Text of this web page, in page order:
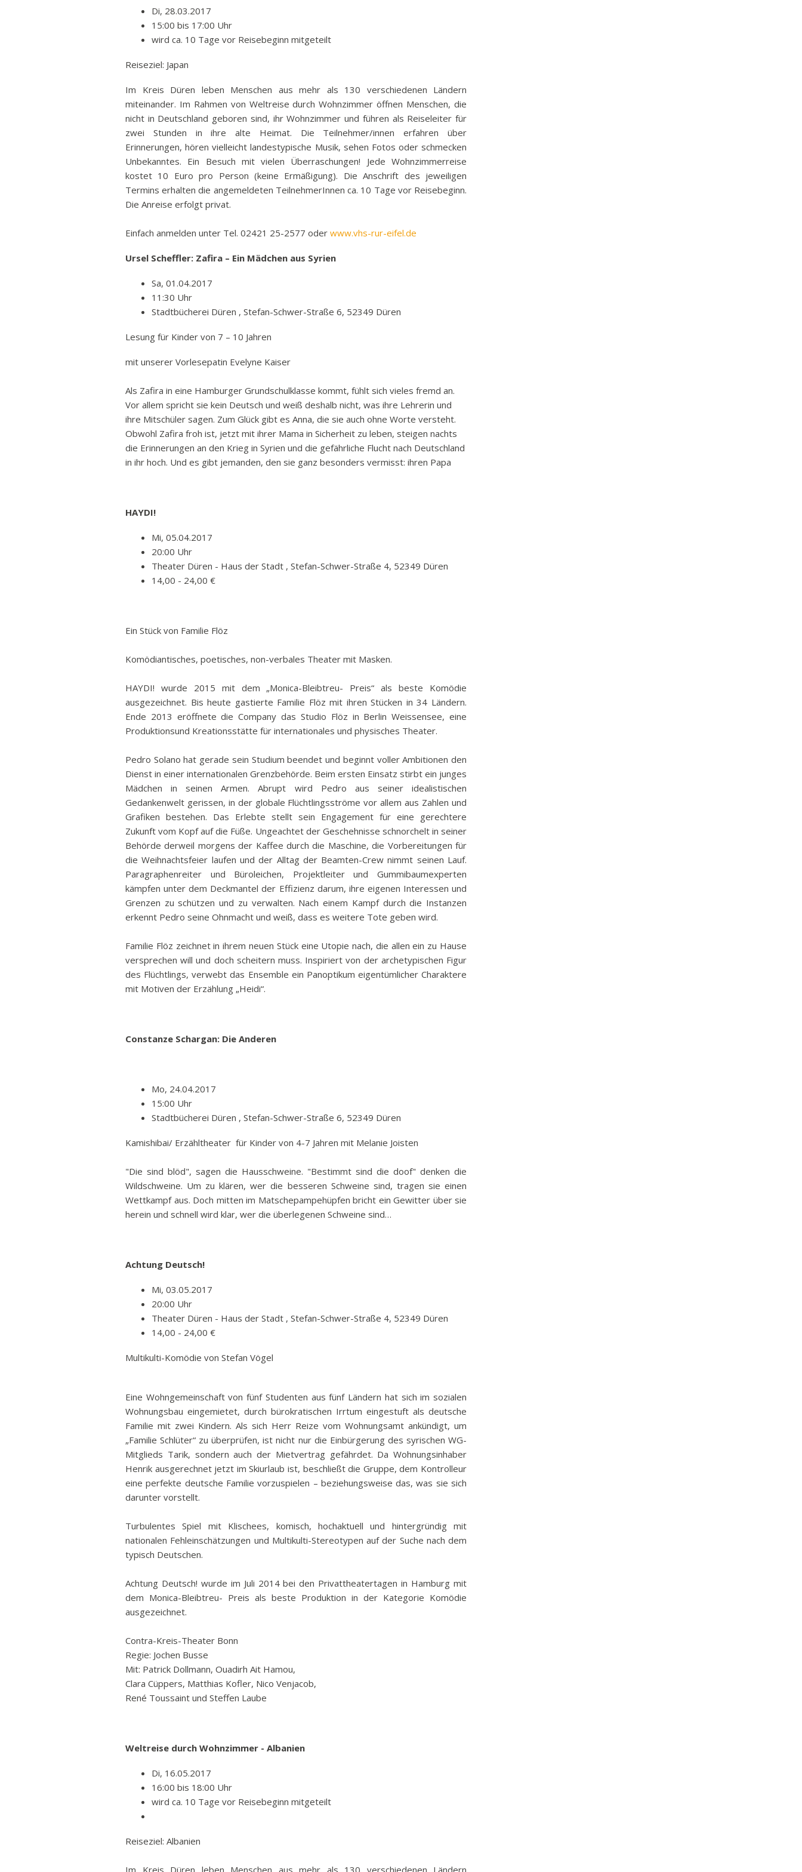
Schulden
Freizeit
Wichtige Adressen
Di, 28.03.2017
15:00 bis 17:00 Uhr
wird ca. 10 Tage vor Reisebeginn mitgeteilt
Reiseziel: Japan
Im Kreis Düren leben Menschen aus mehr als 130 verschiedenen Ländern
miteinander. Im Rahmen von Weltreise durch Wohnzimmer öffnen Menschen, die
nicht in Deutschland geboren sind, ihr Wohnzimmer und führen als Reiseleiter für
zwei Stunden in ihre alte Heimat. Die Teilnehmer/innen erfahren über
Erinnerungen, hören vielleicht landestypische Musik, sehen Fotos oder schmecken
Unbekanntes. Ein Besuch mit vielen Überraschungen! Jede Wohnzimmerreise
kostet 10 Euro pro Person (keine Ermäßigung). Die Anschrift des jeweiligen
Termins erhalten die angemeldeten TeilnehmerInnen ca. 10 Tage vor Reisebeginn.
Die Anreise erfolgt privat.
Einfach anmelden unter Tel. 02421 25-2577 oder www.vhs-rur-eifel.de
Ursel Scheffler: Zafira – Ein Mädchen aus Syrien
Sa, 01.04.2017
11:30 Uhr
Stadtbücherei Düren , Stefan-Schwer-Straße 6, 52349 Düren
Lesung für Kinder von 7 – 10 Jahren
mit unserer Vorlesepatin Evelyne Kaiser
Als Zafira in eine Hamburger Grundschulklasse kommt, fühlt sich vieles fremd an.
Vor allem spricht sie kein Deutsch und weiß deshalb nicht, was ihre Lehrerin und
ihre Mitschüler sagen. Zum Glück gibt es Anna, die sie auch ohne Worte versteht.
Obwohl Zafira froh ist, jetzt mit ihrer Mama in Sicherheit zu leben, steigen nachts
die Erinnerungen an den Krieg in Syrien und die gefährliche Flucht nach Deutschland
in ihr hoch. Und es gibt jemanden, den sie ganz besonders vermisst: ihren Papa
HAYDI!
Mi, 05.04.2017
20:00 Uhr
Theater Düren - Haus der Stadt , Stefan-Schwer-Straße 4, 52349 Düren
14,00 - 24,00 €
Ein Stück von Familie Flöz
Komödiantisches, poetisches, non-verbales Theater mit Masken.
HAYDI! wurde 2015 mit dem „Monica-Bleibtreu- Preis“ als beste Komödie
ausgezeichnet. Bis heute gastierte Familie Flöz mit ihren Stücken in 34 Ländern.
Ende 2013 eröffnete die Company das Studio Flöz in Berlin Weissensee, eine
Produktionsund Kreationsstätte für internationales und physisches Theater.
Pedro Solano hat gerade sein Studium beendet und beginnt voller Ambitionen den
Dienst in einer internationalen Grenzbehörde. Beim ersten Einsatz stirbt ein junges
Mädchen in seinen Armen. Abrupt wird Pedro aus seiner idealistischen
Gedankenwelt gerissen, in der globale Flüchtlingsströme vor allem aus Zahlen und
Grafiken bestehen. Das Erlebte stellt sein Engagement für eine gerechtere
Zukunft vom Kopf auf die Füße. Ungeachtet der Geschehnisse schnorchelt in seiner
Behörde derweil morgens der Kaffee durch die Maschine, die Vorbereitungen für
die Weihnachtsfeier laufen und der Alltag der Beamten-Crew nimmt seinen Lauf.
Paragraphenreiter und Büroleichen, Projektleiter und Gummibaumexperten
kämpfen unter dem Deckmantel der Effizienz darum, ihre eigenen Interessen und
Grenzen zu schützen und zu verwalten. Nach einem Kampf durch die Instanzen
erkennt Pedro seine Ohnmacht und weiß, dass es weitere Tote geben wird.
Familie Flöz zeichnet in ihrem neuen Stück eine Utopie nach, die allen ein zu Hause
versprechen will und doch scheitern muss. Inspiriert von der archetypischen Figur
des Flüchtlings, verwebt das Ensemble ein Panoptikum eigentümlicher Charaktere
mit Motiven der Erzählung „Heidi“.
Constanze Schargan: Die Anderen
Mo, 24.04.2017
15:00 Uhr
Stadtbücherei Düren , Stefan-Schwer-Straße 6, 52349 Düren
Kamishibai/ Erzähltheater für Kinder von 4-7 Jahren mit Melanie Joisten
"Die sind blöd", sagen die Hausschweine. "Bestimmt sind die doof" denken die
Wildschweine. Um zu klären, wer die besseren Schweine sind, tragen sie einen
Wettkampf aus. Doch mitten im Matschepampehüpfen bricht ein Gewitter über sie
herein und schnell wird klar, wer die überlegenen Schweine sind…
Achtung Deutsch!
Mi, 03.05.2017
20:00 Uhr
Theater Düren - Haus der Stadt , Stefan-Schwer-Straße 4, 52349 Düren
14,00 - 24,00 €
Multikulti-Komödie von Stefan Vögel
Eine Wohngemeinschaft von fünf Studenten aus fünf Ländern hat sich im sozialen
Wohnungsbau eingemietet, durch bürokratischen Irrtum eingestuft als deutsche
Familie mit zwei Kindern. Als sich Herr Reize vom Wohnungsamt ankündigt, um
„Familie Schlüter“ zu überprüfen, ist nicht nur die Einbürgerung des syrischen WG-
Mitglieds Tarik, sondern auch der Mietvertrag gefährdet. Da Wohnungsinhaber
Henrik ausgerechnet jetzt im Skiurlaub ist, beschließt die Gruppe, dem Kontrolleur
eine perfekte deutsche Familie vorzuspielen – beziehungsweise das, was sie sich
darunter vorstellt.
Turbulentes Spiel mit Klischees, komisch, hochaktuell und hintergründig mit
nationalen Fehleinschätzungen und Multikulti-Stereotypen auf der Suche nach dem
typisch Deutschen.
Achtung Deutsch! wurde im Juli 2014 bei den Privattheatertagen in Hamburg mit
dem Monica-Bleibtreu- Preis als beste Produktion in der Kategorie Komödie
ausgezeichnet.
Contra-Kreis-Theater Bonn
Regie: Jochen Busse
Mit: Patrick Dollmann, Ouadirh Ait Hamou,
Clara Cüppers, Matthias Kofler, Nico Venjacob,
René Toussaint und Steffen Laube
Weltreise durch Wohnzimmer - Albanien
Di, 16.05.2017
16:00 bis 18:00 Uhr
wird ca. 10 Tage vor Reisebeginn mitgeteilt
Reiseziel: Albanien
Im Kreis Düren leben Menschen aus mehr als 130 verschiedenen Ländern